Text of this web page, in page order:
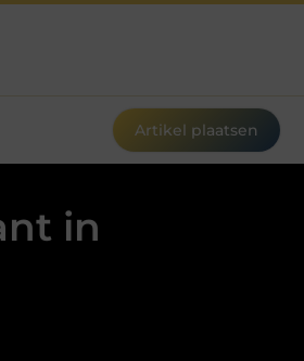
Artikel plaatsen
in